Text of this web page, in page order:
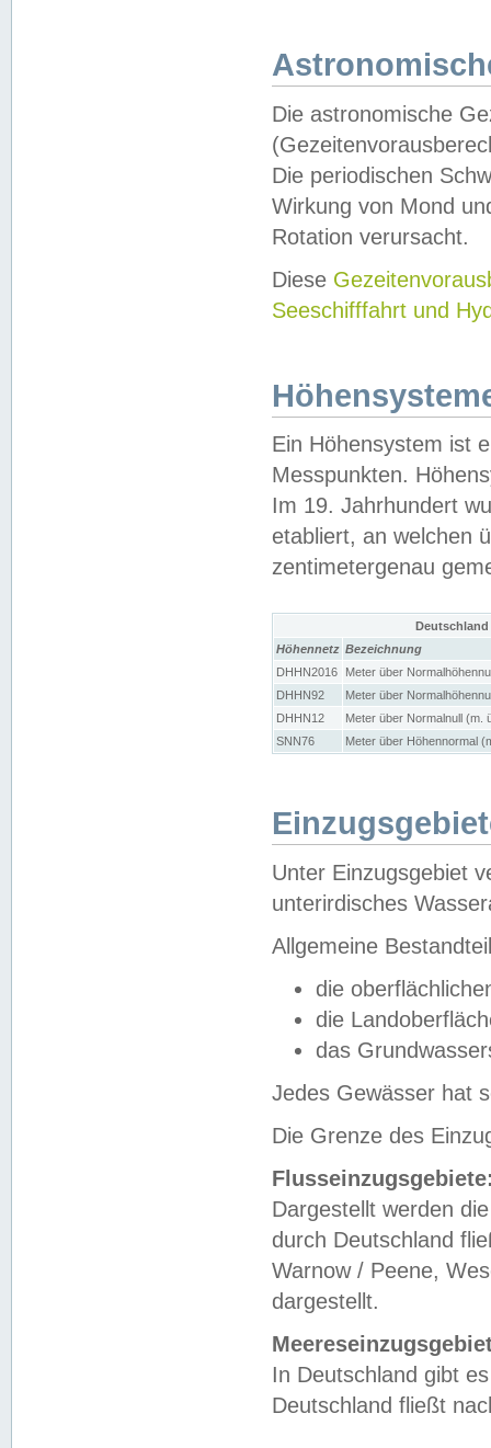
Die astronomische
Die periodischen
Wirkung von Mond
Rotation verursacht.
Diese
Seeschifffahrt und
Ein Höhensystem ist
Messpunkten.
Im 19. Jahrhundert
etabliert, an welchen
zentimetergenau
Höhennetz Bezeichnung
DHHN2016
Meter über
DHHN92
Meter über
DHHN12
Meter über Normalnull (m.
SNN76
Meter über Höhennormal
Unter Einzugsgebiet
unterirdisches
Allgemeine
die
die
das
Jedes Gewässer hat
Die Grenze des
Dargestellt werden
durch Deutschland
Warnow / Peene,
dargestellt.
In Deutschland gibt
Deutschland fließt